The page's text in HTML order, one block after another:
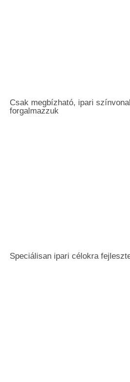
Csak megbízható, ipari
forgalmazzuk
Speciálisan ipari célokra